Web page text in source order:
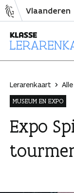
N
a
Vlaanderen
r
a
r
e
n
k
a
Lerarenkaart
MUSEUM EN EXPO
Expo